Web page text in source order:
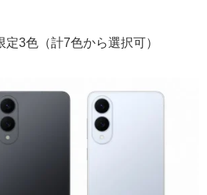
3色（計7色から選択可）